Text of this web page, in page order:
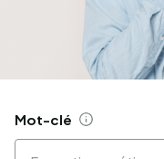
Mot-clé Aide